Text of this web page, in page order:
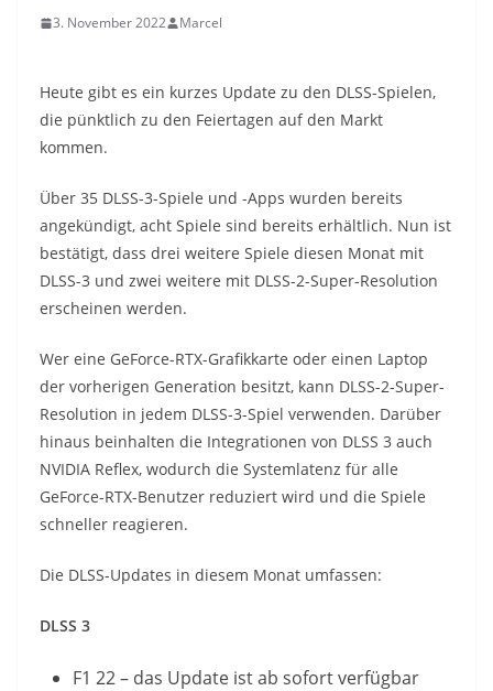
3. November 2022 Marcel
Heute gibt es ein kurzes Update zu den DLSS-Spielen,
die pünktlich zu den Feiertagen auf den Markt
kommen.
Über 35 DLSS-3-Spiele und -Apps wurden bereits
angekündigt, acht Spiele sind bereits erhältlich. Nun ist
bestätigt, dass drei weitere Spiele diesen Monat mit
DLSS-3 und zwei weitere mit DLSS-2-Super-Resolution
erscheinen werden.
Wer eine GeForce-RTX-Grafikkarte oder einen Laptop
der vorherigen Generation besitzt, kann DLSS-2-Super-
Resolution in jedem DLSS-3-Spiel verwenden. Darüber
hinaus beinhalten die Integrationen von DLSS 3 auch
NVIDIA Reflex, wodurch die Systemlatenz für alle
GeForce-RTX-Benutzer reduziert wird und die Spiele
schneller reagieren.
Die DLSS-Updates in diesem Monat umfassen:
DLSS 3
F1 22 – das Update ist ab sofort verfügbar